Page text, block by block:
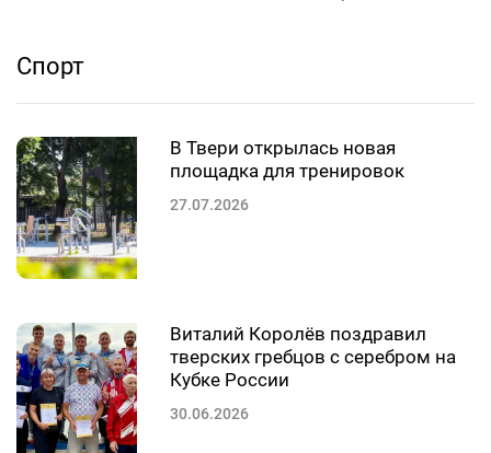
Спорт
В Твери открылась новая
площадка для тренировок
27.07.2026
Виталий Королёв поздравил
тверских гребцов с серебром на
Кубке России
30.06.2026